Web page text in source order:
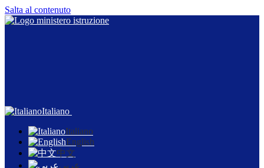
Salta al contenuto
Italiano
Italiano
English
中文
عربى